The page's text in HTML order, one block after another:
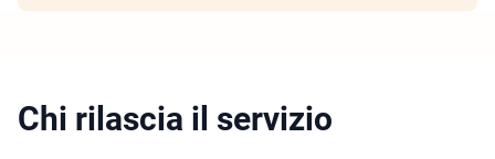
Chi rilascia il servizio